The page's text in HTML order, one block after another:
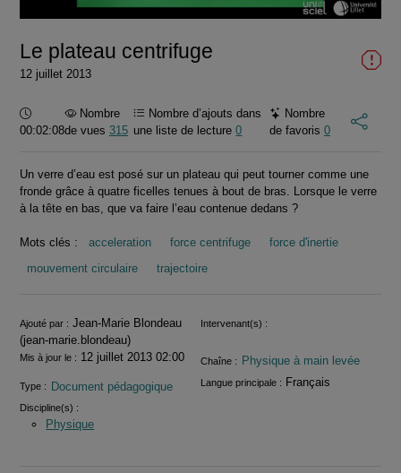
vidéo
Le plateau centrifuge
12 juillet 2013
Durée :
00:02:08
Nombre
de vues 315
Nombre d’ajouts dans
une liste de lecture0
Nombre
de favoris 0
Un verre d’eau est posé sur un plateau qui peut tourner comme une
fronde grâce à quatre ficelles tenues à bout de bras. Lorsque le verre
à la tête en bas, que va faire l’eau contenue dedans ?
Mots clés : acceleration force centrifuge
force d'inertie
mouvement circulaire
trajectoire
Informations
Ajouté par : Jean-Marie Blondeau
(jean-marie.blondeau)
Intervenant(s) :
Mis à jour le : 12 juillet 2013 02:00 Chaîne : Physique à main levée
Type : Document pédagogique Langue principale : Français
Discipline(s) :
Physique